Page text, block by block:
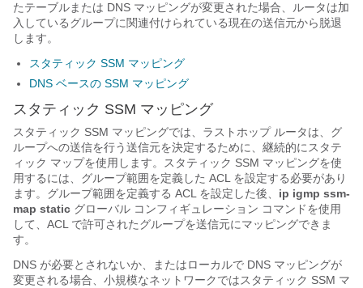
たテーブルまたは DNS マッピングが変更された場合、ルータは加
入しているグループに関連付けられている現在の送信元から脱退
します。
スタティック SSM マッピング
DNS ベースの SSM マッピング
スタティック SSM マッピング
スタティック SSM マッピングでは、ラストホップ ルータは、グ
ループへの送信を行う送信元を決定するために、継続的にスタテ
ィック マップを使用します。スタティック SSM マッピングを使
用するには、グループ範囲を定義した ACL を設定する必要があり
ます。グループ範囲を定義する ACL を設定した後、 ip igmp ssm-
map static グローバル コンフィギュレーション コマンドを使用
して、ACL で許可されたグループを送信元にマッピングできま
す。
DNS が必要とされないか、またはローカルで DNS マッピングが
変更される場合、小規模なネットワークではスタティック SSM マ